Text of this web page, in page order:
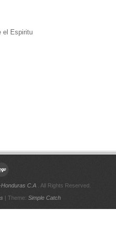
el Espiritu
C.A . All Rights Reserved.
| Theme: Simple Catch